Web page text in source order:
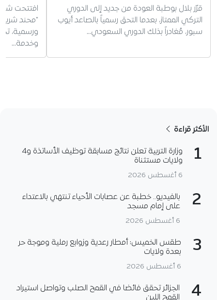
قرّر بلال بوطبة العودة من جديد إلى الدوري
التركي الممتاز، بعدما التحق رسمياً بالصاعد أيوب
سبور، مُغادراً بذلك الدوري السعودي…
افتتحت
"محند
ورسمية،
وخدمة…
الأكثر قراءة
1
وزارة التربية تعلن نتائج مسابقة توظيف الأساتذة و4
ولايات مستثناة
6 أغسطس 2026
2
بالفيديو.. خطبة عن عصابات الأحياء تنتهي بالاعتداء
على إمام مسجد
6 أغسطس 2026
3
طقس الخميس: أمطار رعدية وزوابع رملية وموجة حر
بعدة ولايات
6 أغسطس 2026
4
الجزائر تحقق فائضا في القمح الصلب وتواصل استيراد
القمح اللين